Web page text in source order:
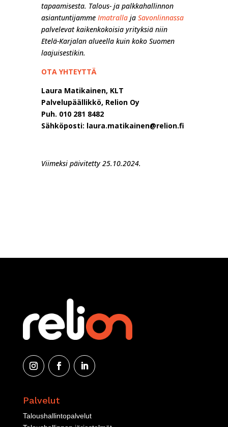
tapaamisesta. Talous- ja palkkahallinnon
asiantuntijamme Imatrallaja Savonlinnassa
palvelevat kaikenkokoisia yrityksiä niin
Etelä-Karjalan alueella kuin koko Suomen
laajuisestikin.
OTA YHTEYTTÄ
Laura Matikainen, KLT
Palvelupäällikkö, Relion Oy
Puh. 010 281 8482
Sähköposti: laura.matikainen@relion.fi
Viimeksi päivitetty 25.10.2024.
Palvelut
Taloushallintopalvelut